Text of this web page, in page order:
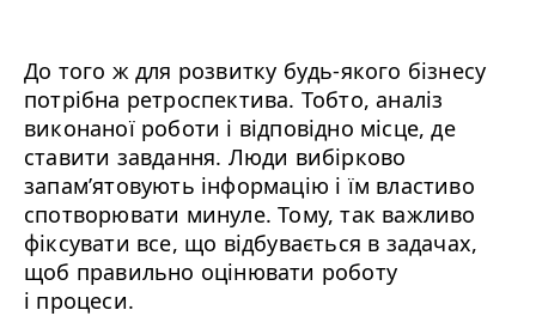
До того ж для розвитку будь-якого бізнесу
потрібна ретроспектива. Тобто, аналіз
виконаної роботи і відповідно місце, де
ставити завдання. Люди вибірково
запам’ятовують інформацію і їм властиво
спотворювати минуле. Тому, так важливо
фіксувати все, що відбувається в задачах,
щоб правильно оцінювати роботу
і процеси.